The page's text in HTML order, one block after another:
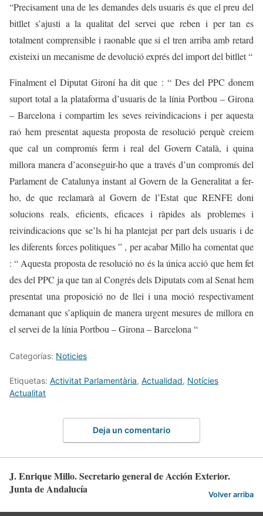
“Precisament una de les demandes dels usuaris és que el preu del
bitllet s’ajusti a la qualitat del servei que reben i per tan es
totalment comprensible i raonable que si el tren arriba amb retard
existeixi un mecanisme de devolució exprés del import del bitllet “
Finalment el Diputat Gironí ha dit que : “ Des del PPC donem
suport total a la plataforma d’usuaris de la línia Portbou – Girona
– Barcelona i compartim les seves reivindicacions i per aquesta
raó hem presentat aquesta proposta de resolució perquè creiem
que cal un compromís ferm i real del Govern Català, i quina
millora manera d’aconseguir-ho que a través d’un compromís del
Parlament de Catalunya instant al Govern de la Generalitat a fer-
ho, de que reclamarà al Govern de l’Estat que RENFE doni
solucions reals, eficients, eficaces i ràpides als problemes i
reivindicacions que se’ls hi ha plantejat per part dels usuaris i de
les diferents forces politiques ” , per acabar Millo ha comentat que
: “ Aquesta proposta de resolució no és la única acció que hem fet
des del PPC ja que tan al Congrés dels Diputats com al Senat hem
presentat una proposició no de llei i una moció respectivament
demanant que s’apliquin de manera urgent mesures de millora en
el servei de la línia Portbou – Girona – Barcelona “
Categorías: Noticies
Etiquetas: Activitat Parlamentària, Actualidad, Notícies
Actualitat
Deja un comentario
J. Enrique Millo. Secretario general de Acción Exterior.
Junta de Andalucía
Volver arriba